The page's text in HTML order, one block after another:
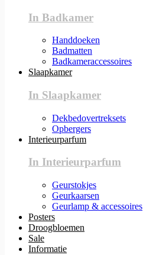
In Badkamer
Handdoeken
Badmatten
Badkameraccessoires
Slaapkamer
In Slaapkamer
Dekbedovertreksets
Opbergers
Interieurparfum
In Interieurparfum
Geurstokjes
Geurkaarsen
Geurlamp & accessoires
Posters
Droogbloemen
Sale
Informatie